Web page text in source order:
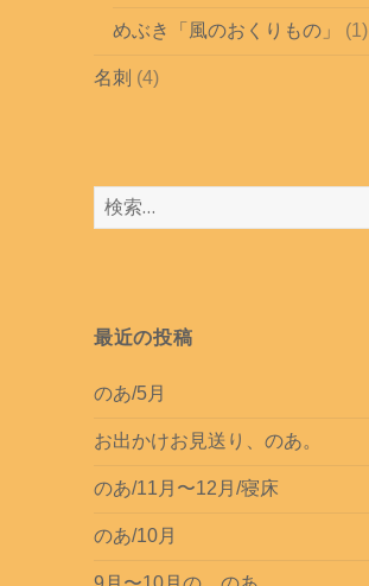
めぶき「風のおくりもの」 (1)
名刺 (4)
検
索
最近の投稿
のあ/5月
お出かけお見送り、のあ。
のあ/11月〜12月/寝床
のあ/10月